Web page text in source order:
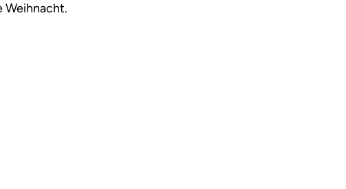
Weihnacht.